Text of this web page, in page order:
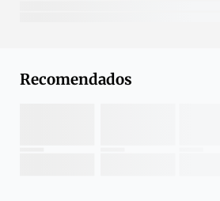
Recomendados